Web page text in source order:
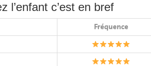
l’enfant c’est en bref
Fréquence